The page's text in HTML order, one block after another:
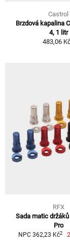
Castrol
Brzdová kapalina
4, 1 litr
483,06
RFX
Sada matic
Pro
NPC 362,23 Kč2